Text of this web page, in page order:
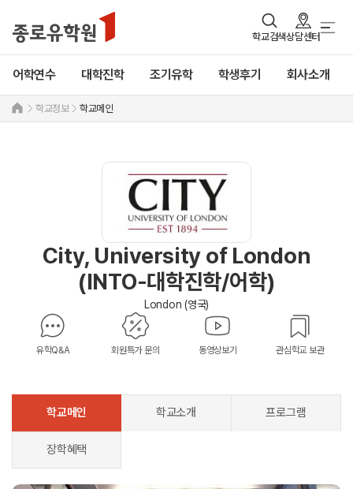
학교검색상담센터
어학연수 대학진학 조기유학 학생후기 회사소개
학교정보 학교메인
City, University of London
(INTO-대학진학/어학)
London (영국)
유학Q&A 회원특가 문의 동영상보기 관심학교 보관
학교메인 학교소개 프로그램
장학혜택